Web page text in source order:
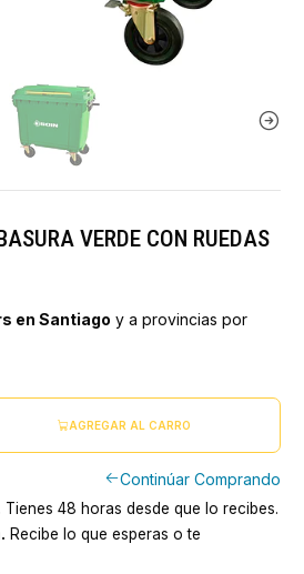
VERDE CON RUEDAS
en Santiago y a provincias por
AGREGAR AL CARRO
Continúar Comprando
Tienes 48 horas desde que lo recibes.
Recibe lo que esperas o te